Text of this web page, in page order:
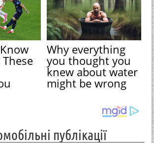
These
Why everything
you thought you
knew about water
might be wrong
публікації